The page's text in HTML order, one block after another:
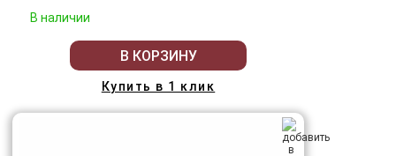
В наличии
В КОРЗИНУ
Купить в 1 клик